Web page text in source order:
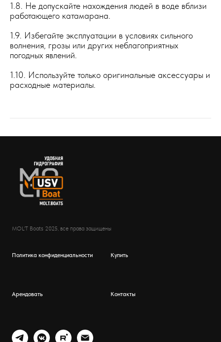
1.8. Не допускайте нахождения людей в воде вблизи
работающего катамарана.
1.9. Избегайте эксплуатации в условиях сильного
волнения, грозы или других неблагоприятных
погодных явлений.
1.10. Используйте только оригинальные аксессуары и
расходные материалы.
MOL'T Boats 2025, все права защищены
Политика конфиденциальности Купить
Арендовать Контакты